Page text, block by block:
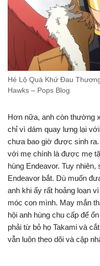
Hé Lộ Quá Khứ Đau
Hawks – Pops Blog
Hơn nữa, anh còn thường
chỉ vì dám quay lưng lại
chưa bao giờ được sinh
với mẹ chính là được mẹ
hùng Endeavor. Tuy
Endeavor bắt. Dù muốn
anh khi ấy rất hoảng loạn
móc con mình. May mắn
hội anh hùng chu cấp để
phải từ bỏ họ Takami và
vẫn luôn theo dõi và cập